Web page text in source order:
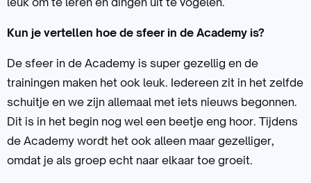
Kun je vertellen hoe de sfeer in de Academy is?
De sfeer in de Academy is super gezellig en de
trainingen maken het ook leuk. Iedereen zit in het zelfde
schuitje en we zijn allemaal met iets nieuws begonnen.
Dit is in het begin nog wel een beetje eng hoor. Tijdens
de Academy wordt het ook alleen maar gezelliger,
omdat je als groep echt naar elkaar toe groeit.